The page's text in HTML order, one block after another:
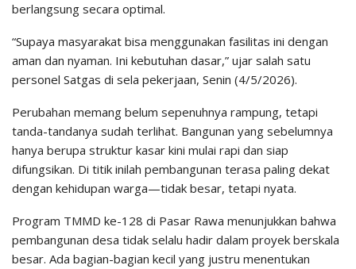
berlangsung secara optimal.
“Supaya masyarakat bisa menggunakan fasilitas ini dengan
aman dan nyaman. Ini kebutuhan dasar,” ujar salah satu
personel Satgas di sela pekerjaan, Senin (4/5/2026).
Perubahan memang belum sepenuhnya rampung, tetapi
tanda-tandanya sudah terlihat. Bangunan yang sebelumnya
hanya berupa struktur kasar kini mulai rapi dan siap
difungsikan. Di titik inilah pembangunan terasa paling dekat
dengan kehidupan warga—tidak besar, tetapi nyata.
Program TMMD ke-128 di Pasar Rawa menunjukkan bahwa
pembangunan desa tidak selalu hadir dalam proyek berskala
besar. Ada bagian-bagian kecil yang justru menentukan